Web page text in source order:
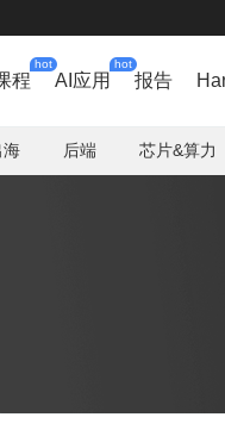
程
hot
AI应用
hot
报告
海 后端 芯片&算力